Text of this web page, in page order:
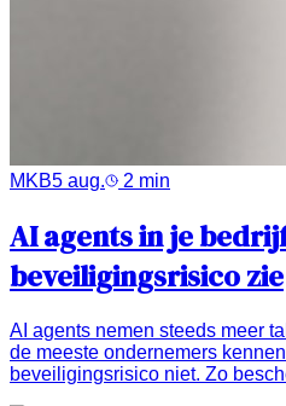
MKB5 aug. 2 min
AI agents in je
beveiligingsrisico
AI agents nemen steeds meer
de meeste ondernemers
beveiligingsrisico niet. Zo